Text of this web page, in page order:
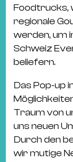
Foodtrucks,
regionale
werden, um
Schweiz
beliefern.
Das Pop-up
Traum von
uns neuen
Durch den
wir mutige